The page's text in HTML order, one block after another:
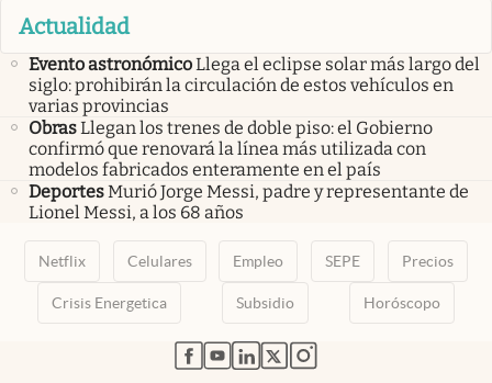
Actualidad
Evento astronómicoLlega el eclipse solar más largo del
siglo: prohibirán la circulación de estos vehículos en
varias provincias
ObrasLlegan los trenes de doble piso: el Gobierno
confirmó que renovará la línea más utilizada con
modelos fabricados enteramente en el país
DeportesMurió Jorge Messi, padre y representante de
Lionel Messi, a los 68 años
Netflix Celulares Empleo SEPE Precios
Crisis Energetica Subsidio Horóscopo
abre en nueva pestaña
abre en nueva pestaña
abre en nueva pestaña
abre en nueva pestaña
abre en nueva pestaña